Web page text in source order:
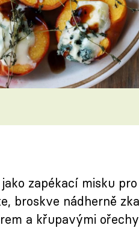
zapékací misku
broskve nádherně
a křupavými